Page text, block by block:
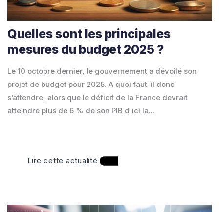
Quelles sont les principales
mesures du budget 2025 ?
Le 10 octobre dernier, le gouvernement a dévoilé son
projet de budget pour 2025. A quoi faut-il donc
s’attendre, alors que le déficit de la France devrait
atteindre plus de 6 % de son PIB d'ici la...
Lire cette actualité